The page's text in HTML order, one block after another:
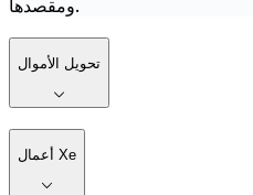
ومقصدها.
تحويل الأموال
أعمال Xe